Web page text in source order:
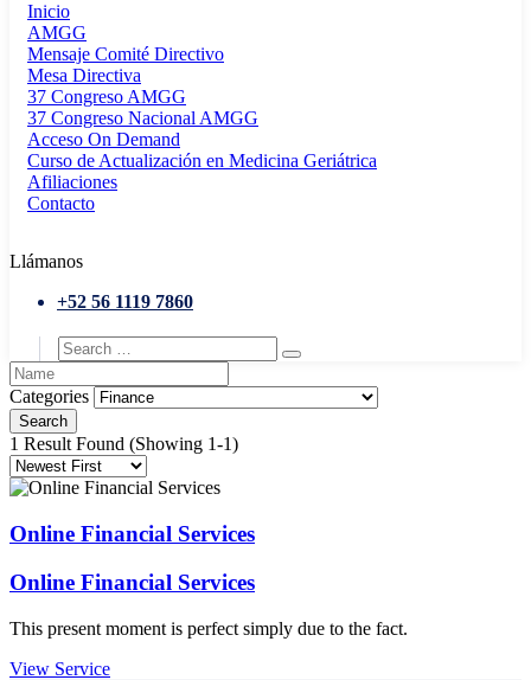
Inicio
AMGG
Mensaje Comité Directivo
Mesa Directiva
37 Congreso AMGG
37 Congreso Nacional AMGG
Acceso On Demand
Curso de Actualización en Medicina Geriátrica
Afiliaciones
Contacto
Llámanos
+52 56 1119 7860
Categories
Search
1 Result Found (Showing 1-1)
Online Financial Services
Online Financial Services
This present moment is perfect simply due to the fact.
View Service